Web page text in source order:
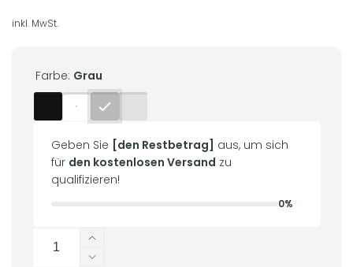
inkl. MwSt.
Farbe: Grau
Geben Sie [den Restbetrag] aus, um sich
für den kostenlosen Versand zu
qualifizieren!
0%
Erhöhe
die
Verringere